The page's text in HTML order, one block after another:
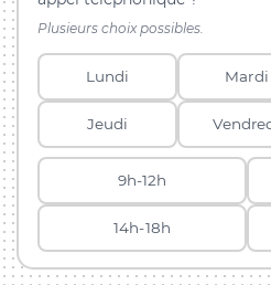
Plusieurs choix possibles.
Lundi Mardi
Jeudi
9h-12h
14h-18h